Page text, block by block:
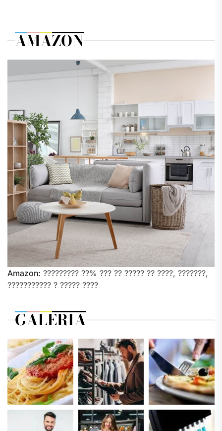
AMAZON
Amazon: ????????? ??% ??? ?? ????? ?? ????, ???????,
??????????? ? ????? ????
GALERIA